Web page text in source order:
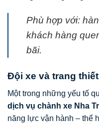
Phù hợp với:
khách hàng
bãi.
Đội xe và trang
Một trong những yếu tố
dịch vụ chành xe Nha
năng lực vận hành – thể